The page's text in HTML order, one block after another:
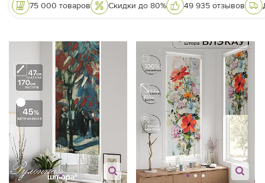
75 000 товаров Скидки до 80% 49 935 отзывов